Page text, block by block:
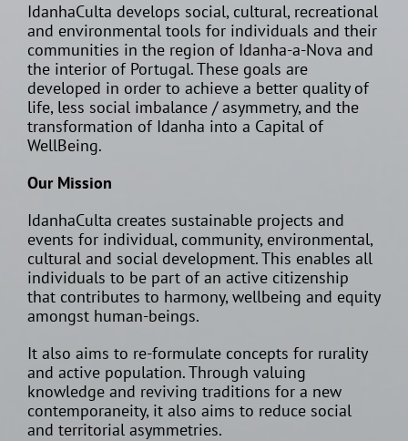
IdanhaCulta develops social, cultural, recreational
and environmental tools for individuals and their
communities in the region of Idanha-a-Nova and
the interior of Portugal. These goals are
developed in order to achieve a better quality of
life, less social imbalance / asymmetry, and the
transformation of Idanha into a Capital of
WellBeing.
Our Mission
IdanhaCulta creates sustainable projects and
events for individual, community, environmental,
cultural and social development. This enables all
individuals to be part of an active citizenship
that contributes to harmony, wellbeing and equity
amongst human-beings.
It also aims to re-formulate concepts for rurality
and active population. Through valuing
knowledge and reviving traditions for a new
contemporaneity, it also aims to reduce social
and territorial asymmetries.